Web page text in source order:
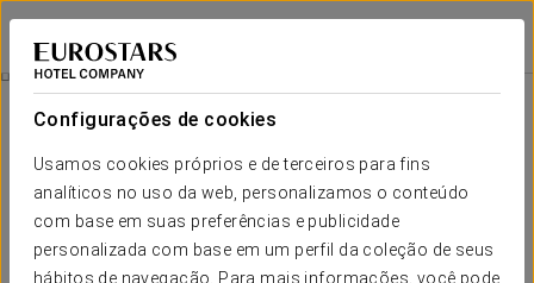
Configurações de cookies
Usamos cookies próprios e de terceiros para fins
analíticos no uso da web, personalizamos o conteúdo
com base em suas preferências e publicidade
personalizada com base em um perfil da coleção de seus
hábitos de navegação. Para mais informações, você pode
Eurostars Madrid Gran Vía
MADRID
Quartos
Quartos
O conforto e descanso que necessita
O Eurostars Madrid Gran Vía dispõe de 84 quartos luminosos e
modernos, todos estes decorados em tons ocres e brancos.
O toque inovador é proporcionado pelas cabeceiras